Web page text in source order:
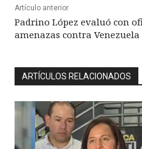
Artículo anterior
Padrino López evaluó con
amenazas contra Venezuela
ARTÍCULOS RELACIONADOS